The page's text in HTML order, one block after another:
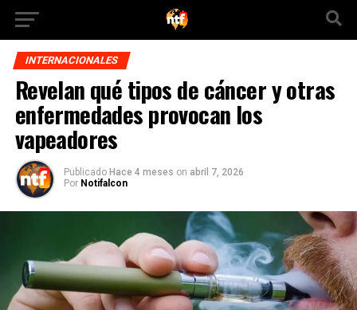
INTERNACIONALES
Revelan qué tipos de cáncer y otras
enfermedades provocan los
vapeadores
Publicado Hace 4 meses on abril 7, 2026
Por Notifalcon